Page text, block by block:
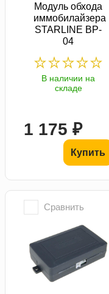
Модуль обхода
иммобилайзера
STARLINE BP-
04
В наличии на
складе
1 175 ₽
Купить
Сравнить